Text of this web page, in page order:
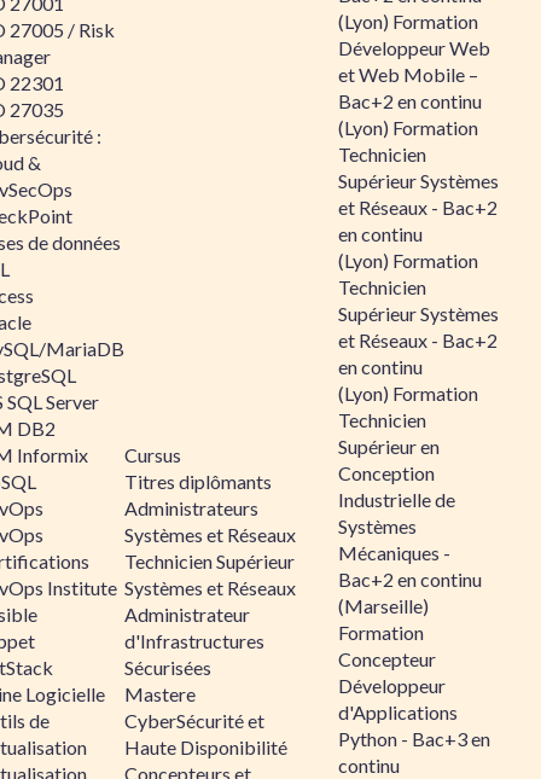
27005 / Risk
22301
27035
:
&
de données
MariaDB
SQL Server
DB2
Informix
Institute
Logicielle
de
Cursus
Titres diplômants
Administrateurs
Systèmes et Réseaux
Technicien Supérieur
Systèmes et Réseaux
Administrateur
d'Infrastructures
Sécurisées
Mastere
CyberSécurité et
Haute Disponibilité
Concepteurs et
(Lyon) Formation
Développeur Web
et Web Mobile –
Bac+2 en continu
(Lyon) Formation
Technicien
Supérieur Systèmes
et Réseaux - Bac+2
en continu
(Lyon) Formation
Technicien
Supérieur Systèmes
et Réseaux - Bac+2
en continu
(Lyon) Formation
Technicien
Supérieur en
Conception
Industrielle de
Systèmes
Mécaniques -
Bac+2 en continu
(Marseille)
Formation
Concepteur
Développeur
d'Applications
Python - Bac+3 en
continu